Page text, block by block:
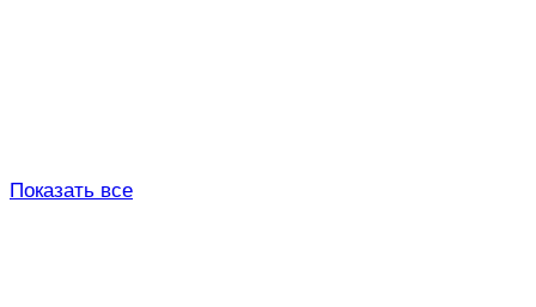
Показать все